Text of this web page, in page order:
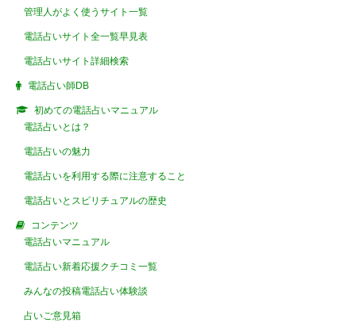
管理人がよく使うサイト一覧
電話占いサイト全一覧早見表
電話占いサイト詳細検索
電話占い師DB
初めての電話占いマニュアル
電話占いとは？
電話占いの魅力
電話占いを利用する際に注意すること
電話占いとスピリチュアルの歴史
コンテンツ
電話占いマニュアル
電話占い新着応援クチコミ一覧
みんなの投稿電話占い体験談
占いご意見箱